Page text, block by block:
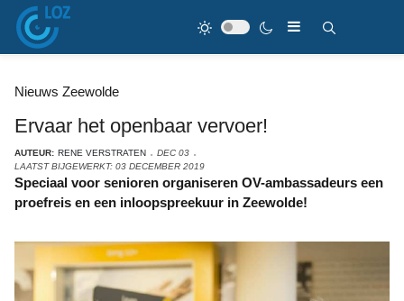
Nieuws Zeewolde
Ervaar het openbaar vervoer!
AUTEUR: RENE VERSTRATEN
DEC 03
LAATST BIJGEWERKT: 03 DECEMBER 2019
Speciaal voor senioren organiseren OV-ambassadeurs een
proefreis en een inloopspreekuur in Zeewolde!